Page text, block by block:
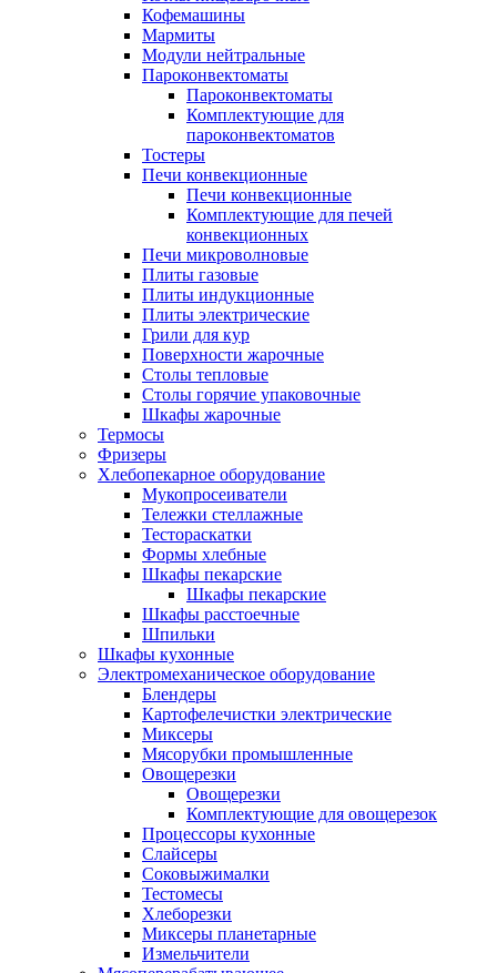
Кофемашины
Мармиты
Модули нейтральные
Пароконвектоматы
Пароконвектоматы
Комплектующие для
пароконвектоматов
Тостеры
Печи конвекционные
Печи конвекционные
Комплектующие для печей
конвекционных
Печи микроволновые
Плиты газовые
Плиты индукционные
Плиты электрические
Грили для кур
Поверхности жарочные
Столы тепловые
Столы горячие упаковочные
Шкафы жарочные
Термосы
Фризеры
Хлебопекарное оборудование
Мукопросеиватели
Тележки стеллажные
Тестораскатки
Формы хлебные
Шкафы пекарские
Шкафы пекарские
Шкафы расстоечные
Шпильки
Шкафы кухонные
Электромеханическое оборудование
Блендеры
Картофелечистки электрические
Миксеры
Мясорубки промышленные
Овощерезки
Овощерезки
Комплектующие для овощерезок
Процессоры кухонные
Слайсеры
Соковыжималки
Тестомесы
Хлеборезки
Миксеры планетарные
Измельчители